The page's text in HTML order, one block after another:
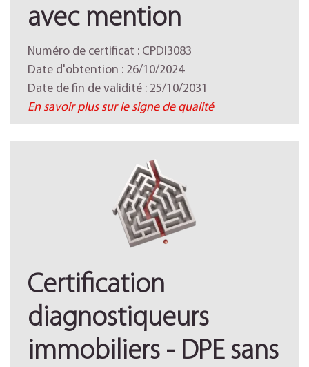
avec mention
Numéro de certificat : CPDI3083
Date d'obtention : 26/10/2024
Date de fin de validité : 25/10/2031
En savoir plus sur le signe de qualité
Certification
diagnostiqueurs
immobiliers - DPE sans